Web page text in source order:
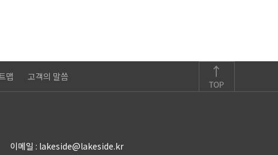
맵 고객의 말씀
이메일 : lakeside@lakeside.kr